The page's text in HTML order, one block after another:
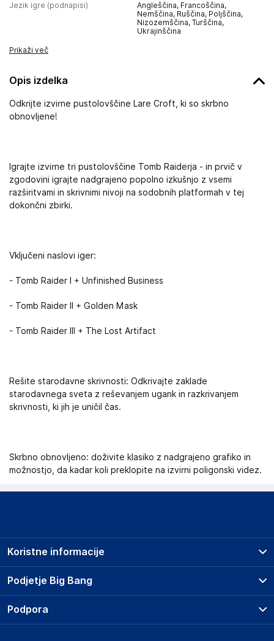
Jezik igre (podnapisi)
Angleščina, Francoščina,
Nemščina, Ruščina, Poljščina,
Nizozemščina, Turščina,
Ukrajinščina
Prikaži več
Opis izdelka
Odkrijte izvirne pustolovščine Lare Croft, ki so skrbno
obnovljene!
Igrajte izvirne tri pustolovščine Tomb Raiderja - in prvič v
zgodovini igrajte nadgrajeno popolno izkušnjo z vsemi
razširitvami in skrivnimi nivoji na sodobnih platformah v tej
dokončni zbirki.
Vključeni naslovi iger:
- Tomb Raider I + Unfinished Business
- Tomb Raider II + Golden Mask
- Tomb Raider III + The Lost Artifact
Rešite starodavne skrivnosti: Odkrivajte zaklade
starodavnega sveta z reševanjem ugank in razkrivanjem
skrivnosti, ki jih je uničil čas.
Skrbno obnovljeno: doživite klasiko z nadgrajeno grafiko in
možnostjo, da kadar koli preklopite na izvirni poligonski videz.
Podjetje Big Bang
O podjetju
Koristne informacije
Prodajna mesta
Storitve
Dostava, vnos in odvoz
Podpora